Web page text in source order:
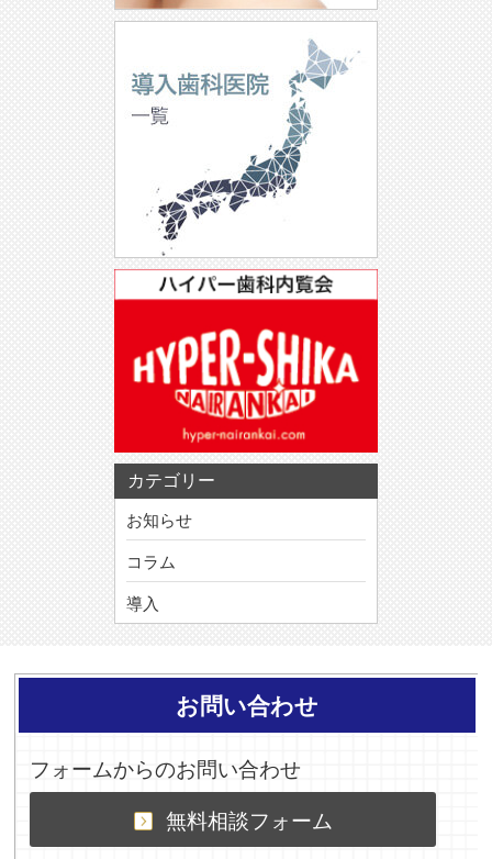
カテゴリー
お知らせ
コラム
導入
お問い合わせ
フォームからのお問い合わせ
無料相談フォーム